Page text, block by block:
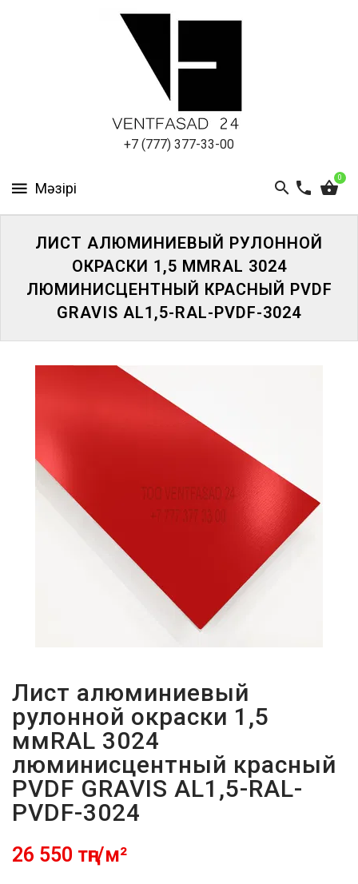
+7 (777) 377-33-00
0
ПАНЕЛИ
ЛИСТ АЛЮМИНИЕВЫЙ РУЛОННОЙ
ОКРАСКИ 1,5 ММRAL 3024
ЛЮМИНИСЦЕНТНЫЙ КРАСНЫЙ PVDF
GRAVIS AL1,5-RAL-PVDF-3024
Лист алюминиевый
рулонной окраски 1,5
ммRAL 3024
люминисцентный красный
PVDF GRAVIS AL1,5-RAL-
PVDF-3024
26 550 тңг/м²